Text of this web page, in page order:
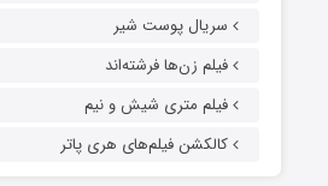
سریال پوست شیر
فیلم زن‌ها فرشته‌اند
فیلم متری شیش و نیم
کالکشن فیلم‌های هری پاتر